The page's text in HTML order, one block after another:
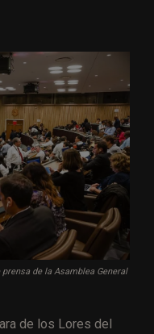
de la Asamblea General
de los Lores del